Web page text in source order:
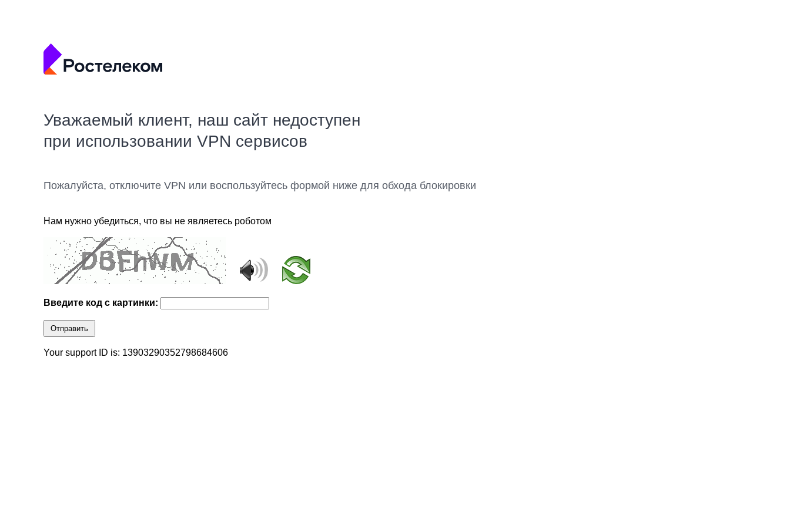
Уважаемый клиент, наш сайт недоступен
при использовании VPN сервисов
Пожалуйста, отключите VPN или воспользуйтесь формой ниже для обхода блокировки
Нам нужно убедиться, что вы не являетесь роботом
Введите код с картинки:
Отправить
Your support ID is: 13903290352798684606